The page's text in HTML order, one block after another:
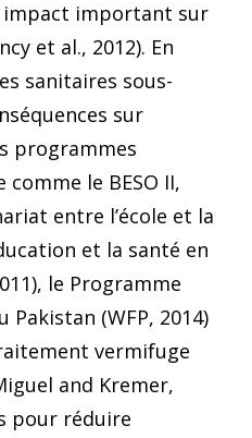
impact important sur
et al., 2012). En
sanitaires sous-
sur
programmes
le BESO II,
entre l’école et la
et la santé en
le Programme
(WFP, 2014)
vermifuge
and Kremer,
pour réduire